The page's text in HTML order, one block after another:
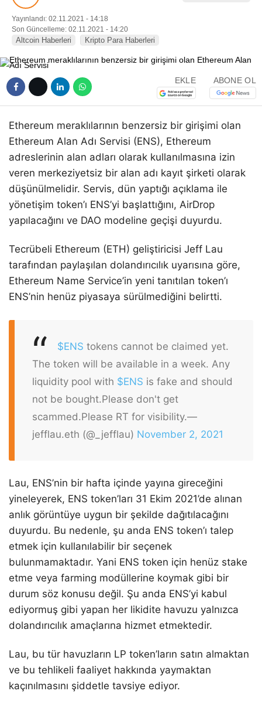
Yayınlandı: 02.11.2021 - 14:18
Son Güncelleme: 02.11.2021 - 14:20
Altcoin Haberleri Kripto Para Haberleri
EKLE ABONE OL
Ethereum meraklılarının benzersiz bir girişimi olan
Ethereum Alan Adı Servisi (ENS), Ethereum
adreslerinin alan adları olarak kullanılmasına izin
veren merkeziyetsiz bir alan adı kayıt şirketi olarak
düşünülmelidir. Servis, dün yaptığı açıklama ile
yönetişim token’ı ENS’yi başlattığını, AirDrop
yapılacağını ve DAO modeline geçişi duyurdu.
Tecrübeli Ethereum (ETH) geliştiricisi Jeff Lau
tarafından paylaşılan dolandırıcılık uyarısına göre,
Ethereum Name Service’in yeni tanıtılan token’ı
ENS’nin henüz piyasaya sürülmediğini belirtti.
$ENS tokens cannot be claimed yet.
The token will be available in a week. Any
liquidity pool with $ENS is fake and should
not be bought.Please don't get
scammed.Please RT for visibility.—
jefflau.eth (@_jefflau) November 2, 2021
Lau, ENS’nin bir hafta içinde yayına gireceğini
yineleyerek, ENS token’ları 31 Ekim 2021’de alınan
anlık görüntüye uygun bir şekilde dağıtılacağını
duyurdu. Bu nedenle, şu anda ENS token’ı talep
etmek için kullanılabilir bir seçenek
bulunmamaktadır. Yani ENS token için henüz stake
etme veya farming modüllerine koymak gibi bir
durum söz konusu değil. Şu anda ENS’yi kabul
ediyormuş gibi yapan her likidite havuzu yalnızca
dolandırıcılık amaçlarına hizmet etmektedir.
Lau, bu tür havuzların LP token’ların satın almaktan
ve bu tehlikeli faaliyet hakkında yaymaktan
kaçınılmasını şiddetle tavsiye ediyor.